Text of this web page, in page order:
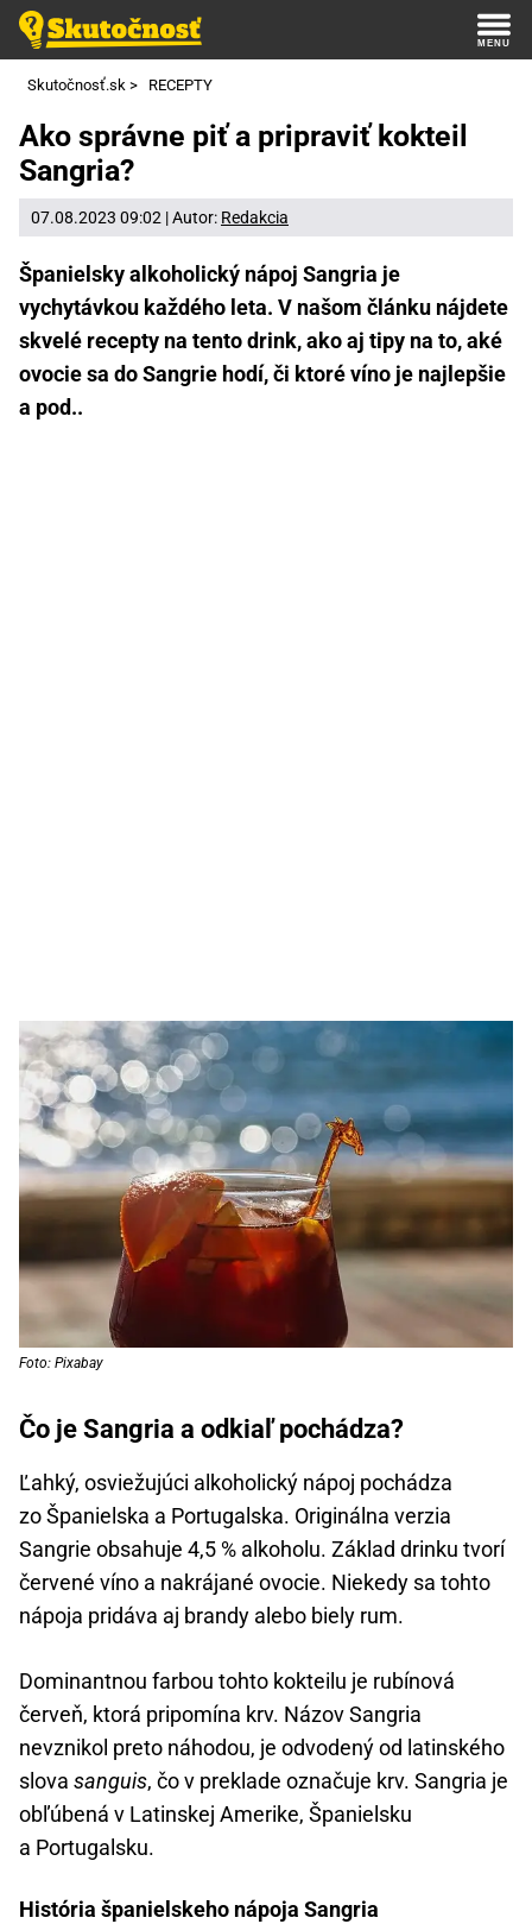
Skutočnosť.sk > RECEPTY
Ako správne piť a pripraviť kokteil
Sangria?
07.08.2023 09:02 | Autor: Redakcia
Španielsky alkoholický nápoj Sangria je
vychytávkou každého leta. V našom článku nájdete
skvelé recepty na tento drink, ako aj tipy na to, aké
ovocie sa do Sangrie hodí, či ktoré víno je najlepšie
a pod..
Foto: Pixabay
Čo je Sangria a odkiaľ pochádza?
Ľahký, osviežujúci alkoholický nápoj pochádza
zo Španielska a Portugalska. Originálna verzia
Sangrie obsahuje 4,5 % alkoholu. Základ drinku tvorí
červené víno a nakrájané ovocie. Niekedy sa tohto
nápoja pridáva aj brandy alebo biely rum.
Dominantnou farbou tohto kokteilu je rubínová
červeň, ktorá pripomína krv. Názov Sangria
nevznikol preto náhodou, je odvodený od latinského
slova sanguis, čo v preklade označuje krv. Sangria je
obľúbená v Latinskej Amerike, Španielsku
a Portugalsku.
História španielskeho nápoja Sangria